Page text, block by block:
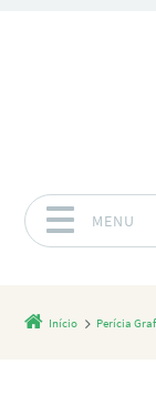
MENU
Início Perícia